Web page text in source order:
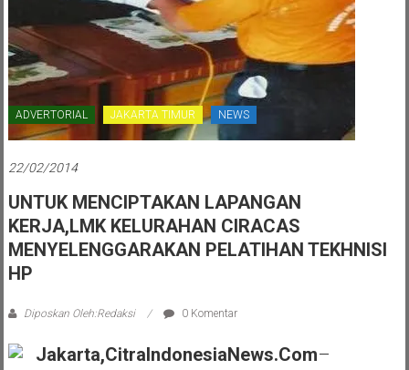
ADVERTORIAL JAKARTA TIMUR NEWS
22/02/2014
UNTUK MENCIPTAKAN LAPANGAN
KERJA,LMK KELURAHAN CIRACAS
MENYELENGGARAKAN PELATIHAN TEKHNISI
HP
Diposkan Oleh:Redaksi 0 Komentar
Jakarta,CitraIndonesiaNews.com–